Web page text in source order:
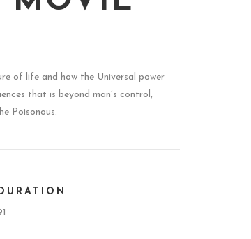
of life and how the Universal power
that is beyond man’s control,
Poisonous.
DURATION